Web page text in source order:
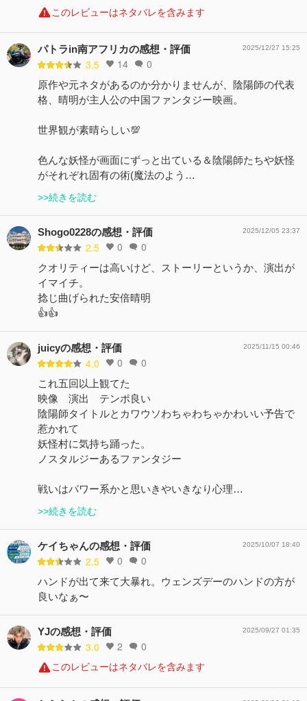
このレビューはネタバレを含みます
パトラin南アフリカの感想・評価
3.5 14 0
2025/12/27 15:25
原作や元ネタがあるのか分かりませんが、陰陽師の代表
格、晴明が主人公の中国ファンタジー映画。
世界観が素晴らしい💯
色んな妖怪が画面にずっと出ている＆陰陽師たちや妖怪
がそれぞれ固有の術(魔法のよう…
>>続きを読む
Shogo0228の感想・評価
2.5 0 0
2025/12/05 23:37
クオリティーは高いけど、ストーリーというか、演出が
イマイチ。
捻じ曲げられた安倍晴明
👍👍
juicyの感想・評価
4.0 0 0
2025/11/15 00:46
これ五回以上観てた
映像 演出 テンポ良い
陰陽師タイトルとカワウソわちゃわちゃかわいい予告で
惹かれて
妖怪村に気持ち踊った。
ノスタルジーあるファンタジー
戦いはパワー系かと思いきやいきなり心理…
>>続きを読む
ケイちゃんの感想・評価
2.5 0 0
2025/10/07 18:40
ハンドが出て来て大暴れ。ウェンズデーのハンドの方が
良いなぁ〜
YJの感想・評価
3.0 2 0
2025/09/27 01:35
このレビューはネタバレを含みます